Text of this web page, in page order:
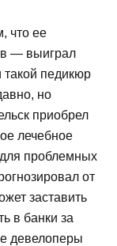
что ее
— выиграл
педикюр
но
приобрел
лечебное
проблемных
от
заставить
в банки за
девелоперы